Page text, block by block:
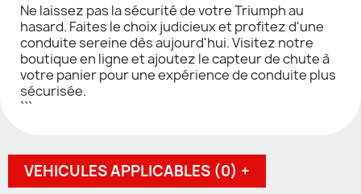
Ne laissez pas la sécurité de votre Triumph au
hasard. Faites le choix judicieux et profitez d'une
conduite sereine dès aujourd'hui. Visitez notre
boutique en ligne et ajoutez le capteur de chute à
votre panier pour une expérience de conduite plus
sécurisée.
```
VEHICULES APPLICABLES (0) +